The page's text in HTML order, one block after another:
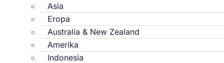
Asia
Eropa
Australia & New Zealand
Amerika
Indonesia